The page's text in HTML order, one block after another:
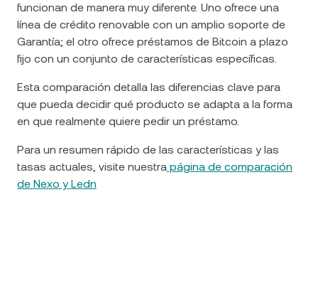
Explorá todos los activos
funcionan de manera muy diferente. Uno ofrece una
línea de crédito renovable con un amplio soporte de
Garantía; el otro ofrece préstamos de Bitcoin a plazo
fijo con un conjunto de características específicas.
Esta comparación detalla las diferencias clave para
que pueda decidir qué producto se adapta a la forma
en que realmente quiere pedir un préstamo.
Para un resumen rápido de las características y las
tasas actuales, visite nuestra página de comparación
de Nexo y Ledn